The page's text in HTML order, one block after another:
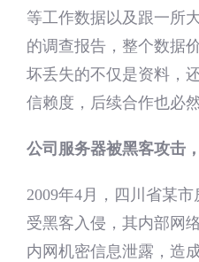
等工作数据以及跟一所
的调查报告，整个数据
坏丢失的不仅是资料，
信赖度，后续合作也必
公司服务器被黑客攻击
2009年4月，四川省某
受黑客入侵，其内部网
内网机密信息泄露，造